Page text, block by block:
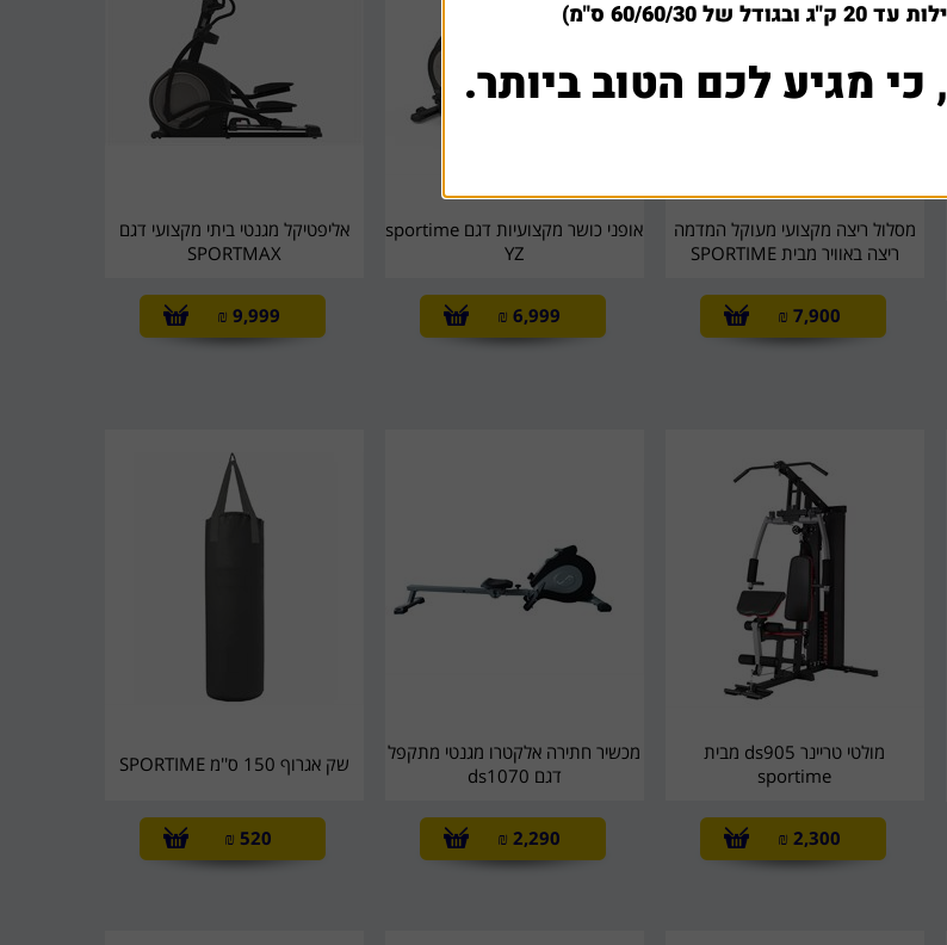
מסלול ריצה מקצועי מעוקל המדמה
ריצה באוויר מבית SPORTIME
7,900
₪
אופני כושר מקצועיות דגם sportime
YZ
6,999
₪
אליפטיקל מגנטי ביתי מקצועי דגם
SPORTMAX
9,999
₪
מולטי טריינר ds905 מבית
sportime
2,300
₪
מכשיר חתירה אלקטרו מגנטי מתקפל
דגם ds1070
2,290
₪
שק אגרוף 150 ס''מ SPORTIME
520
₪
של 60/60/30 ס"מ)
כי מגיע לכם הטוב ביותר.